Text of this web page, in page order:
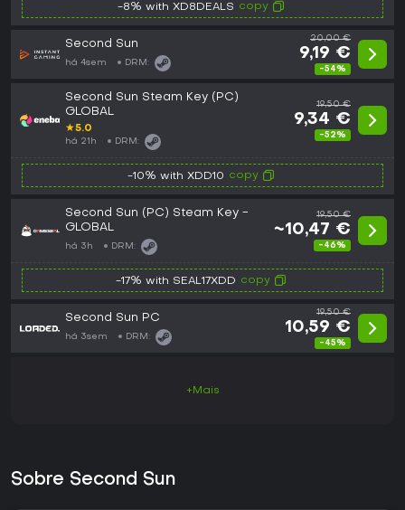
-8% with XD8DEALS copy
Second Sun
há 4sem DRM:
20,00 €
9,19 €
-54%
Second Sun Steam Key (PC)
GLOBAL
★5.0
há 21h DRM:
19,50 €
9,34 €
-52%
-10% with XDD10 copy
Second Sun (PC) Steam Key -
GLOBAL
há 3h DRM:
19,50 €
~10,47 €
-46%
-17% with SEAL17XDD copy
Second Sun PC
há 3sem DRM:
19,50 €
10,59 €
-45%
+Mais
Sobre Second Sun